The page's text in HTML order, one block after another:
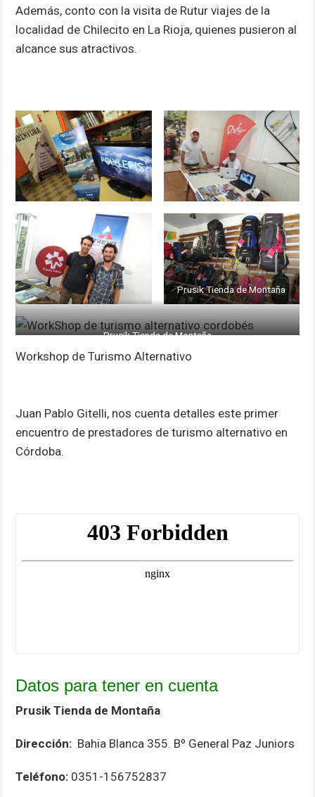
Además, conto con la visita de Rutur viajes de la
localidad de Chilecito en La Rioja, quienes pusieron al
alcance sus atractivos.
Prusik Tienda de Montaña
Prusik Tienda de Montaña
Workshop de Turismo Alternativo
Juan Pablo Gitelli, nos cuenta detalles este primer
encuentro de prestadores de turismo alternativo en
Córdoba.
Datos para tener en cuenta
Prusik Tienda de Montaña
Dirección: Bahia Blanca 355. Bº General Paz Juniors
Teléfono: 0351-156752837